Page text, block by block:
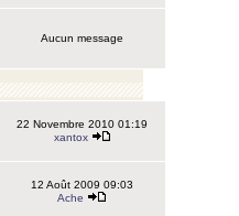
Aucun message
22 Novembre 2010 01:19
xantox
12 Août 2009 09:03
Ache